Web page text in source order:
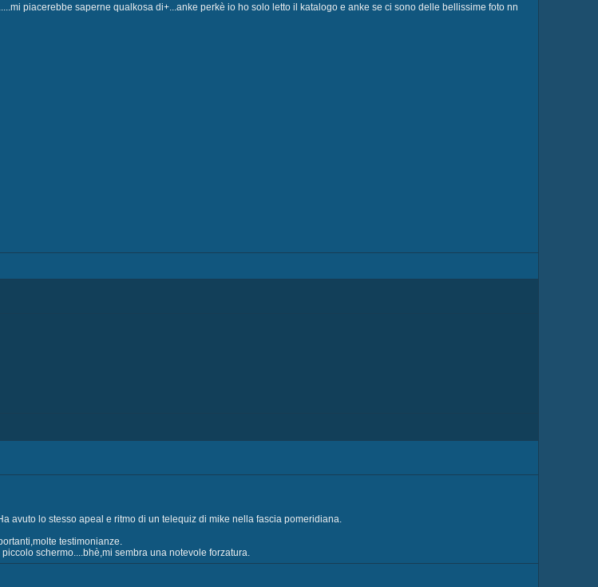
piacerebbe saperne qualkosa di+...anke perkè io ho solo letto il katalogo e anke se ci sono delle bellissime foto nn
avuto lo stesso apeal e ritmo di un telequiz di mike nella fascia pomeridiana.
testimonianze.
schermo....bhè,mi sembra una notevole forzatura.